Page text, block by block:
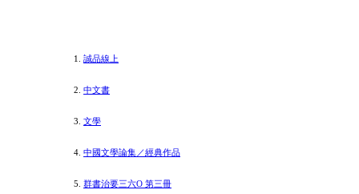
誠品線上
中文書
文學
中國文學論集／經典作品
群書治要三六O 第三冊